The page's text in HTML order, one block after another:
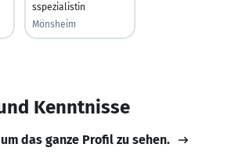
sspezialistin
Mönsheim
Kenntnisse
das ganze Profil zu sehen.